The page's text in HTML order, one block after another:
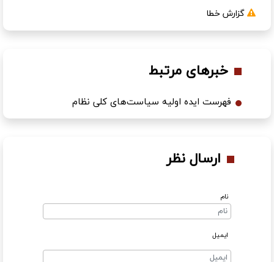
گزارش خطا
خبرهای مرتبط
فهرست ایده اولیه سیاست‌های کلی نظام
ارسال نظر
نام
ایمیل